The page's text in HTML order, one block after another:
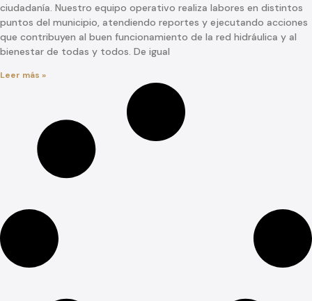
ciudadanía. Nuestro equipo operativo realiza labores en distintos
puntos del municipio, atendiendo reportes y ejecutando acciones
que contribuyen al buen funcionamiento de la red hidráulica y al
bienestar de todas y todos. De igual
Leer más »